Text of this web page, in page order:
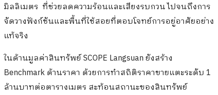
มิลลิเมตร ที่ช่วยลดความร้อนและเสียงรบกวน ไปจนถึงการ
จัดวางฟังก์ชันและพื้นที่ใช้สอยที่ตอบโจทย์การอยู่อาศัยอย่าง
แท้จริง
ในด้านมูลค่าสินทรัพย์ SCOPE Langsuan ยังสร้าง
Benchmark ด้านราคา ด้วยการทำสถิติราคาขายแตะระดับ 1
ล้านบาทต่อตารางเมตร สะท้อนสถานะของสินทรัพย์